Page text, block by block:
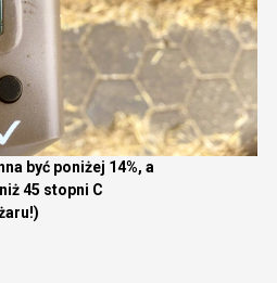
być poniżej 14%, a
45 stopni C